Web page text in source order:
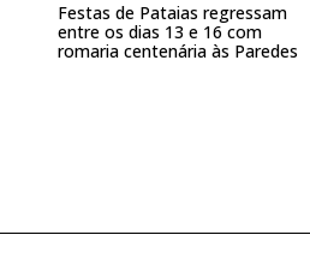
Festas de Pataias regressam
entre os dias 13 e 16 com
romaria centenária às Paredes